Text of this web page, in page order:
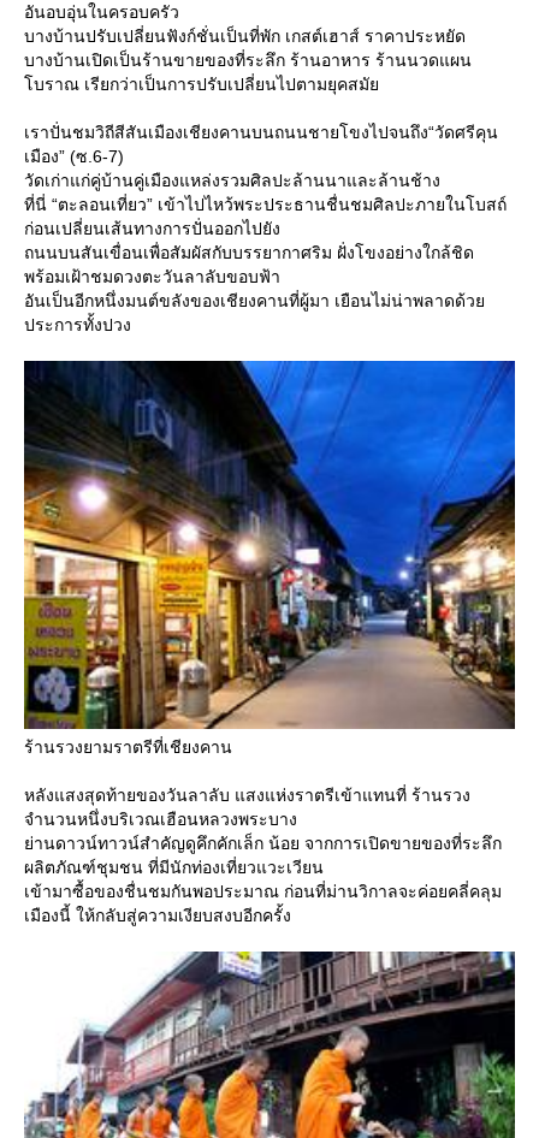
อันอบอุ่นในครอบครัว
บางบ้านปรับเปลี่ยนฟังก์ชั่นเป็นที่พัก เกสต์เฮาส์ ราคาประหยัด
บางบ้านเปิดเป็นร้านขายของที่ระลึก ร้านอาหาร ร้านนวดแผน
บราณ เรียกว่าเป็นการปรับเปลี่ยนไปตามยุคสมั
เราปั่นชมวิถีสีสันเมืองเชียงคานบนถนนชายโขงไปจนถึง“วัดศรีคุน
เมือง” (ซ.6-7)
วัดเก่าแก่คู่บ้านคู่เมืองแหล่งรวมศิลปะล้านนาและล้านช้าง
ที่นี่ “ตะลอนเที่ยว” เข้าไปไหว้พระประธานชื่นชมศิลปะภายในโบสถ์
ก่อนเปลี่ยนเส้นทางการปั่นออกไปยัง
ถนนบนสันเขื่อนเพื่อสัมผัสกับบรรยากาศริม ฝั่งโขงอย่างใกล้ชิด
พร้อมเฝ้าชมดวงตะวันลาลับขอบฟ้า
อันเป็นอีกหนึ่งมนต์ขลังของเชียงคานที่ผู้มา เยือนไม่น่าพลาดด้ว
ประการทั้งปวง
ร้านรวงยามราตรีที่เชียงคาน
หลังแสงสุดท้ายของวันลาลับ แสงแห่งราตรีเข้าแทนที่ ร้านรวง
จำนวนหนึ่งบริเวณเฮือนหลวงพระบาง
่านดาวน์ทาวน์สำคัญดูคึกคักเล็ก น้อย จากการเปิดขายของที่ระลึก
ผลิตภัณฑ์ชุมชน ที่มีนักท่องเที่ยวแวะเวียน
เข้ามาซื้อของชื่นชมกันพอประมาณ ก่อนที่ม่านวิกาลจะค่อยคลี่คลุม
เมืองนี้ ให้กลับสู่ความเงียบสงบอีกครั้ง